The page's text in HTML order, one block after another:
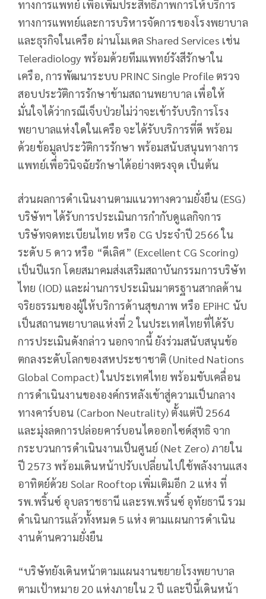
ทางการแพทย์ เพื่อเพิ่มประสิทธิภาพการให้บริการ
ทางการแพทย์และการบริหารจัดการของโรงพยาบาล
และธุรกิจในเครือ ผ่านโมเดล Shared Services เช่น
Teleradiology พร้อมด้วยทีมแพทย์รังสีรักษาใน
เครือ, การพัฒนาระบบ PRINC Single Profile ตรวจ
สอบประวัติการรักษาข้ามสถานพยาบาล เพื่อให้
มั่นใจได้ว่ากรณีเจ็บป่วยไม่ว่าจะเข้ารับบริการโรง
พยาบาลแห่งใดในเครือ จะได้รับบริการที่ดี พร้อม
ด้วยข้อมูลประวัติการรักษา พร้อมสนับสนุนทางการ
แพทย์เพื่อวินิจฉัยรักษาได้อย่างตรงจุด เป็นต้น
ส่วนผลการดำเนินงานตามแนวทางความยั่งยืน (ESG)
บริษัทฯ ได้รับการประเมินการกำกับดูแลกิจการ
บริษัทจดทะเบียนไทย หรือ CG ประจำปี 2566 ใน
ระดับ 5 ดาว หรือ “ดีเลิศ” (Excellent CG Scoring)
เป็นปีแรก โดยสมาคมส่งเสริมสถาบันกรรมการบริษัท
ไทย (IOD) และผ่านการประเมินมาตรฐานสากลด้าน
จริยธรรมของผู้ให้บริการด้านสุขภาพ หรือ EPiHC นับ
เป็นสถานพยาบาลแห่งที่ 2 ในประเทศไทยที่ได้รับ
การประเมินดังกล่าว นอกจากนี้ ยังร่วมสนับสนุนข้อ
ตกลงระดับโลกของสหประชาชาติ (United Nations
Global Compact) ในประเทศไทย พร้อมขับเคลื่อน
การดำเนินงานขององค์กรหลังเข้าสู่ความเป็นกลาง
ทางคาร์บอน (Carbon Neutrality) ตั้งแต่ปี 2564
และมุ่งลดการปล่อยคาร์บอนไดออกไซด์สุทธิ จาก
กระบวนการดำเนินงานเป็นศูนย์ (Net Zero) ภายใน
ปี 2573 พร้อมเดินหน้าปรับเปลี่ยนไปใช้พลังงานแสง
อาทิตย์ด้วย Solar Rooftop เพิ่มเติมอีก 2 แห่ง ที่
รพ.พริ้นซ์ อุบลราชธานี และรพ.พริ้นซ์ อุทัยธานี รวม
ดำเนินการแล้วทั้งหมด 5 แห่ง ตามแผนการดำเนิน
งานด้านความยั่งยืน
“บริษัทยังเดินหน้าตามแผนงานขยายโรงพยาบาล
ตามเป้าหมาย 20 แห่งภายใน 2 ปี และปีนี้เดินหน้า